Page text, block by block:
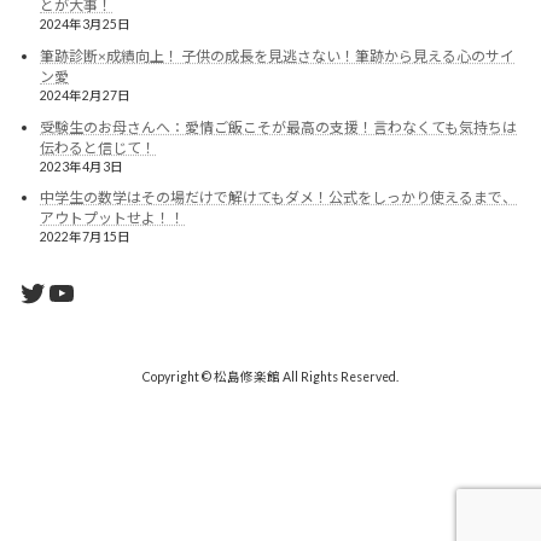
とが大事！
2024年3月25日
筆跡診断×成績向上！ 子供の成長を見逃さない！筆跡から見える心のサイ
ン愛
2024年2月27日
受験生のお母さんへ：愛情ご飯こそが最高の支援！言わなくても気持ちは
伝わると信じて！
2023年4月3日
中学生の数学はその場だけで解けてもダメ！公式をしっかり使えるまで、
アウトプットせよ！！
2022年7月15日
Twitter
YouTube
Copyright © 松島修楽館 All Rights Reserved.